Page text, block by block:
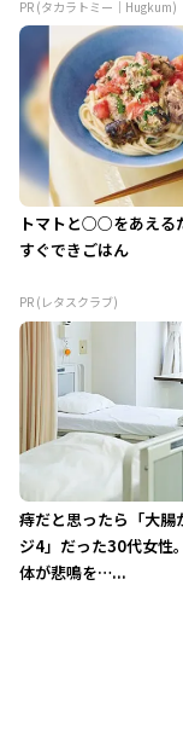
PR (タカラトミー｜Hugkum)
トマトと○○をあえる
すぐできごはん
PR (レタスクラブ)
痔だと思ったら「大腸
ジ4」だった30代女性
体が悲鳴を…...